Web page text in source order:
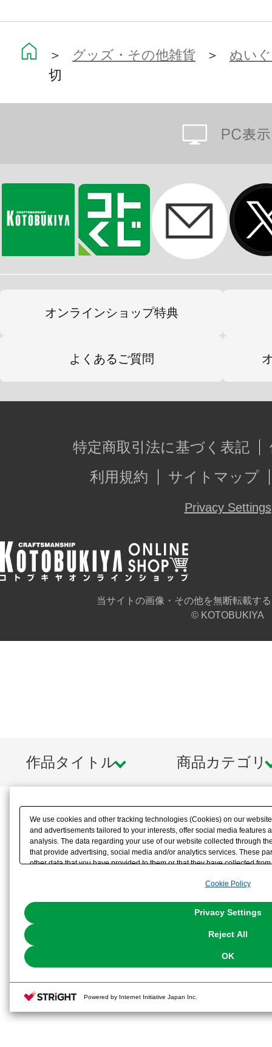
可愛い「ぴたぬい」たちとステキな
※画像は開発中のイメージです。実
＞ グッズ・その他雑貨 ＞ ぬい
切
オンラインショップ特典
よくあるご質問
特定商取引法に基づく表記
利用規約
サイトマップ
Privacy Settings
当サイトの画像・その他を無断転載す
© KOTOBUKIYA
作品タイトル 商品カテゴリ
We use cookies and other tracking technologies (Cookies) on our
and advertisements tailored to your interests, offer social media features
analysis. The data regarding your use of our website collected through
that provide advertising, social media and/or analytics services. These
other data that you have provided to them or that they have collected
the use of all Cookies except for Strictly Necessary Cookies, please
You can change your consent or rejection settings at any time via
Cookie Policy
Privacy Settings
Reject All
OK
Powered by Internet Initiative Japan Inc.